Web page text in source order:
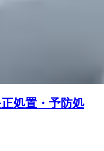
処置・予防処